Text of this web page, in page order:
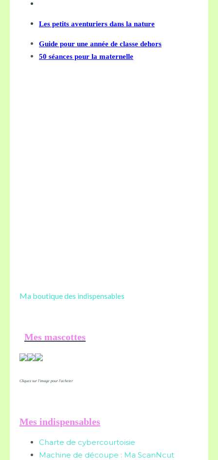
Les petits aventuriers dans la nature
Guide pour une année de classe dehors
50 séances pour la maternelle
Ma boutique des indispensables
Mes mascottes
Cliquez sur l'image pour l'acheter
Mes indispensables
Charte de cybercourtoisie
Machine de découpe : Ma ScanNcut